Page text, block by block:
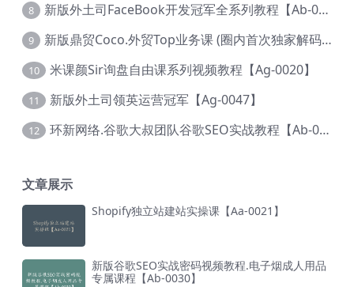
8 新版外土司FaceBook开发冠军全系列教程【Ab-0021】
9 新版鼎贸Coco.外贸Top业务课 (圈内首次独家解码|460节课)【Ag-0091】
10 米课颜Sir询盘自由课系列视频教程【Ag-0020】
11 新版外土司领英运营冠军【Ag-0047】
12 环新网络.谷歌大叔团队谷歌SEO实战教程【Ab-0024】
文章展示
Shopify独立站建站实操课【Aa-0021】
新版谷歌SEO实战密码视频教程.电子烟成人用品
专属课程【Ab-0030】